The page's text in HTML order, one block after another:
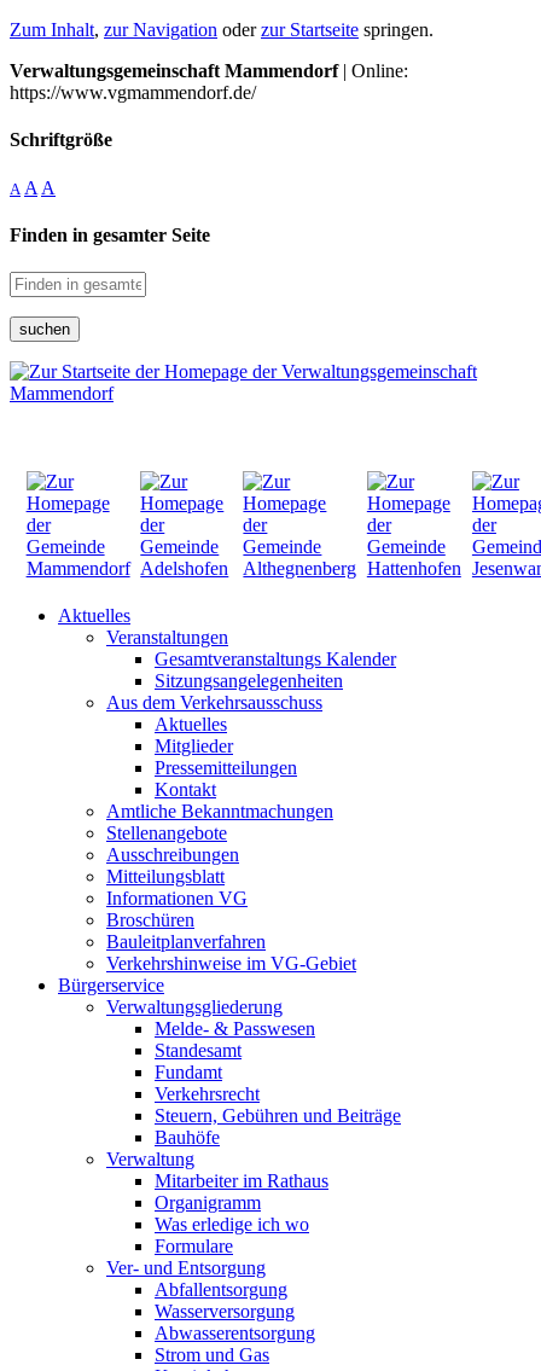
Zum Inhalt, zur Navigation oderzur Startseite springen.
Verwaltungsgemeinschaft Mammendorf| Online:
https://www.vgmammendorf.de/
Schriftgröße
A A A
Finden in gesamter Seite
suchen
Aktuelles
Veranstaltungen
Gesamtveranstaltungs Kalender
Sitzungsangelegenheiten
Aus dem Verkehrsausschuss
Aktuelles
Mitglieder
Pressemitteilungen
Kontakt
Amtliche Bekanntmachungen
Stellenangebote
Ausschreibungen
Mitteilungsblatt
Informationen VG
Broschüren
Bauleitplanverfahren
Verkehrshinweise im VG-Gebiet
Bürgerservice
Verwaltungsgliederung
Melde- & Passwesen
Standesamt
Fundamt
Verkehrsrecht
Steuern, Gebühren und Beiträge
Bauhöfe
Verwaltung
Mitarbeiter im Rathaus
Organigramm
Was erledige ich wo
Formulare
Ver- und Entsorgung
Abfallentsorgung
Wasserversorgung
Abwasserentsorgung
Strom und Gas